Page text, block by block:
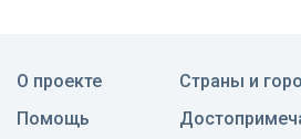
О проекте
Помощь
Страны и